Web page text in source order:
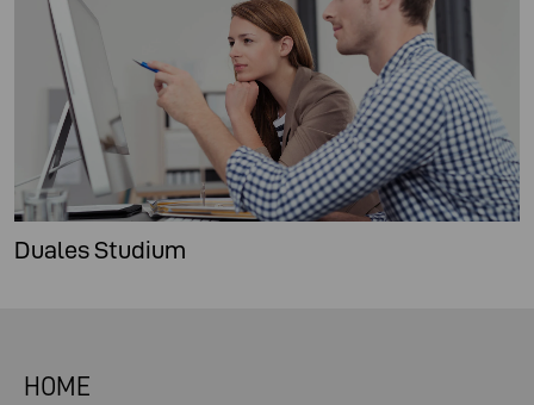
Duales Studium
HOME